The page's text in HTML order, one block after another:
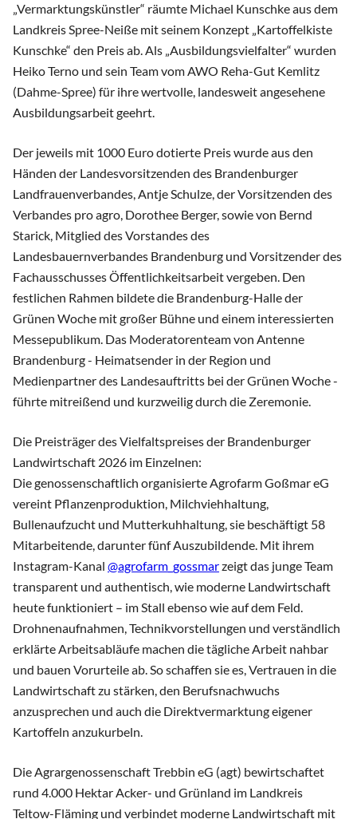
„Vermarktungskünstler“ räumte Michael Kunschke aus dem
Landkreis Spree-Neiße mit seinem Konzept „Kartoffelkiste
Kunschke“ den Preis ab. Als „Ausbildungsvielfalter“ wurden
Heiko Terno und sein Team vom AWO Reha-Gut Kemlitz
(Dahme-Spree) für ihre wertvolle, landesweit angesehene
Ausbildungsarbeit geehrt.
Der jeweils mit 1000 Euro dotierte Preis wurde aus den
Händen der Landesvorsitzenden des Brandenburger
Landfrauenverbandes, Antje Schulze, der Vorsitzenden des
Verbandes pro agro, Dorothee Berger, sowie von Bernd
Starick, Mitglied des Vorstandes des
Landesbauernverbandes Brandenburg und Vorsitzender des
Fachausschusses Öffentlichkeitsarbeit vergeben. Den
festlichen Rahmen bildete die Brandenburg-Halle der
Grünen Woche mit großer Bühne und einem interessierten
Messepublikum. Das Moderatorenteam von Antenne
Brandenburg - Heimatsender in der Region und
Medienpartner des Landesauftritts bei der Grünen Woche -
führte mitreißend und kurzweilig durch die Zeremonie.
Die Preisträger des Vielfaltspreises der Brandenburger
Landwirtschaft 2026 im Einzelnen:
Die genossenschaftlich organisierte Agrofarm Goßmar eG
vereint Pflanzenproduktion, Milchviehhaltung,
Bullenaufzucht und Mutterkuhhaltung, sie beschäftigt 58
Mitarbeitende, darunter fünf Auszubildende. Mit ihrem
Instagram-Kanal @agrofarm_gossmarzeigt das junge Team
transparent und authentisch, wie moderne Landwirtschaft
heute funktioniert – im Stall ebenso wie auf dem Feld.
Drohnenaufnahmen, Technikvorstellungen und verständlich
erklärte Arbeitsabläufe machen die tägliche Arbeit nahbar
und bauen Vorurteile ab. So schaffen sie es, Vertrauen in die
Landwirtschaft zu stärken, den Berufsnachwuchs
anzusprechen und auch die Direktvermarktung eigener
Kartoffeln anzukurbeln.
Die Agrargenossenschaft Trebbin eG (agt) bewirtschaftet
rund 4.000 Hektar Acker- und Grünland im Landkreis
Teltow-Fläming und verbindet moderne Landwirtschaft mit